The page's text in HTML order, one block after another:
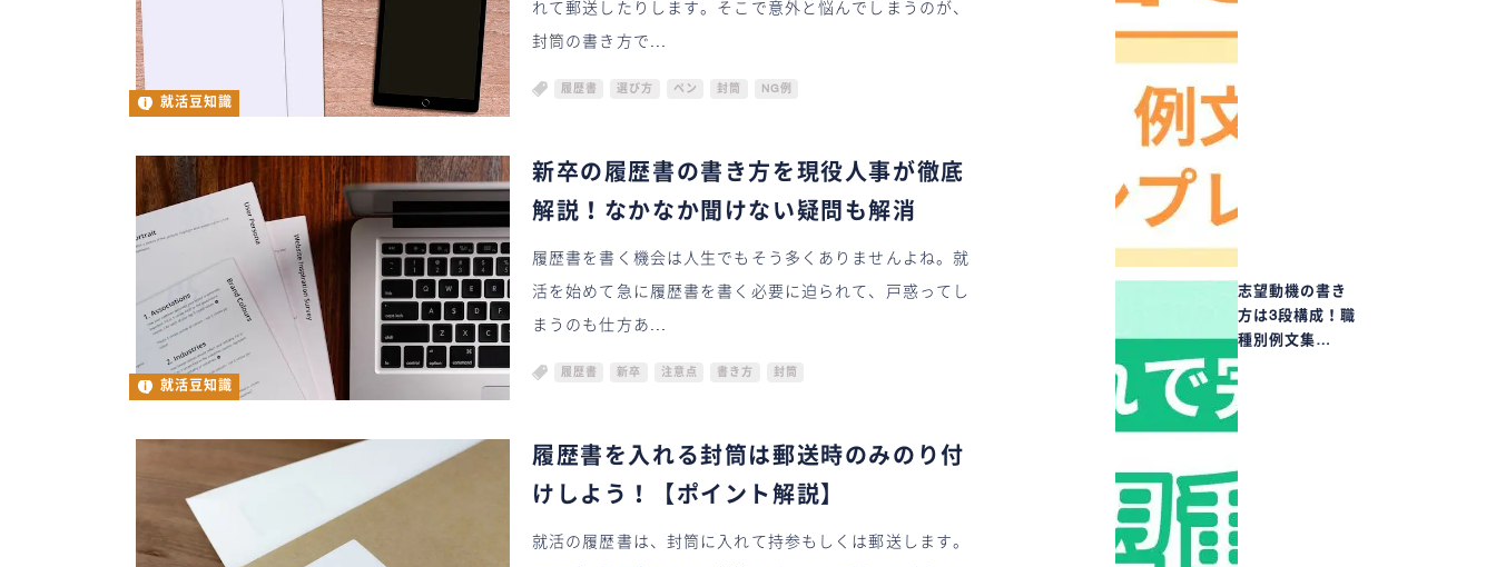
就活豆知識
れて郵送したりします。そこで意外と悩んでしまうのが、
封筒の書き方で...
履歴書 選び方 ペン 封筒 NG例
就活豆知識
新卒の履歴書の書き方を現役人事が徹底
解説！なかなか聞けない疑問も解消
履歴書を書く機会は人生でもそう多くありませんよね。就
活を始めて急に履歴書を書く必要に迫られて、戸惑ってし
まうのも仕方あ...
履歴書 新卒 注意点 書き方 封筒
履歴書を入れる封筒は郵送時のみのり付
けしよう！【ポイント解説】
就活の履歴書は、封筒に入れて持参もしくは郵送します。
志望動機の書き
方は3段構成！職
種別例文集…